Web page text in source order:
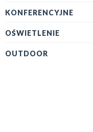
KONFERENCYJNE
OŚWIETLENIE
OUTDOOR